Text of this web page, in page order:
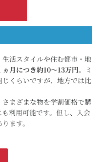
活スタイルや住む都市・地
ヵ月につき約10～13万円。ミ
くらいですが、地方では比
まざまな物を学割価格で購
利用可能です。但し、入会
ます。